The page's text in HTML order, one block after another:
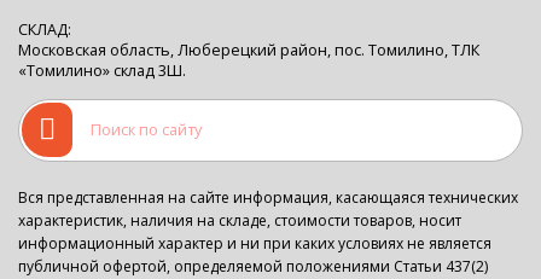
СКЛАД:
Московская область, Люберецкий район, пос. Томилино, ТЛК
«Томилино» склад 3Ш.
Вся представленная на сайте информация, касающаяся технических
характеристик, наличия на складе, стоимости товаров, носит
информационный характер и ни при каких условиях не является
публичной офертой, определяемой положениями Статьи 437(2)